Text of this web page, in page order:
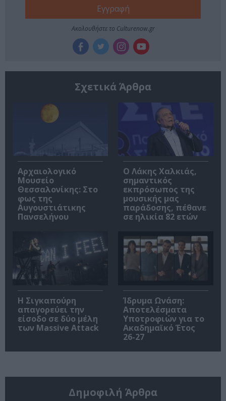
Ακολουθήστε το Culturenow.gr
Σχετικά Άρθρα
Αρχαιολογικό
Μουσείο
Θεσσαλονίκης: Στο
φως της
Αυγουστιάτικης
Πανσελήνου
Ο Λάκης Χαλκιάς,
σημαντικός
εκπρόσωπος της
μουσικής μας
παράδοσης, πέθανε
σε ηλικία 82 ετών
Η Σιγκαπούρη
απαγορεύει την
είσοδο σε δύο μέλη
των Massive Attack
Ίδρυμα Ωνάση:
Αποτελέσματα
Υποτροφιών για το
Ακαδημαϊκό Έτος
26-27
Δημοφιλή Άρθρα